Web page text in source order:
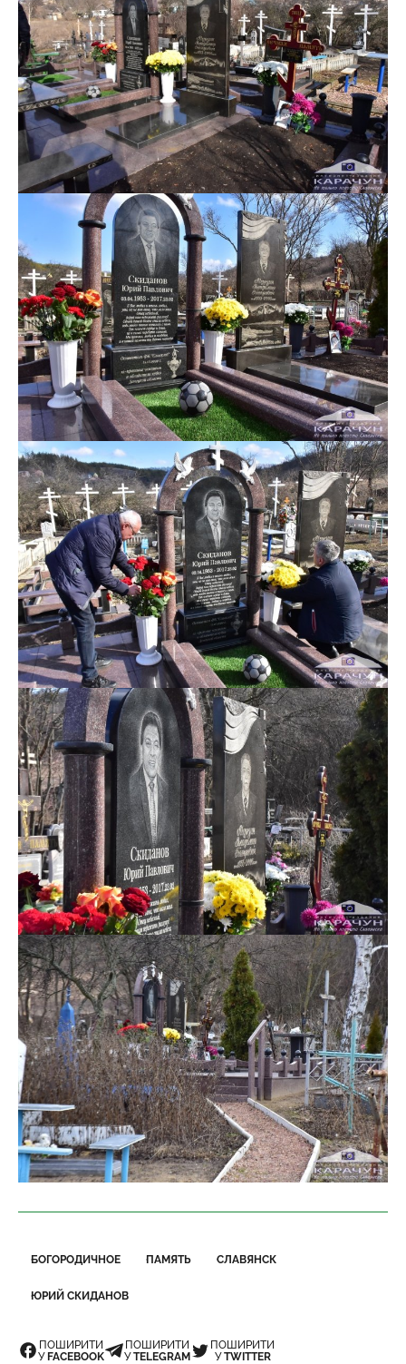
БОГОРОДИЧНОЕ ПАМЯТЬ СЛАВЯНСК
ЮРИЙ СКИДАНОВ
ПОШИРИТИ
УFACEBOOK
ПОШИРИТИ
УTELEGRAM
ПОШИРИТИ
УTWITTER